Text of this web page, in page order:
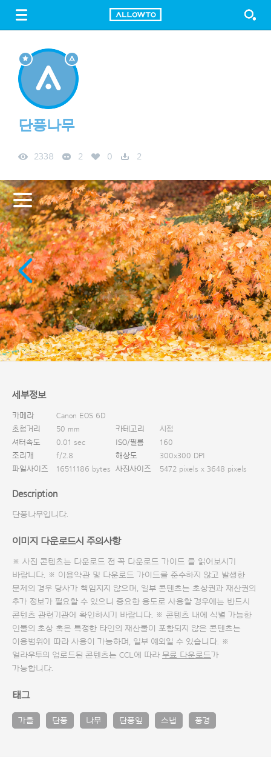
FREE DOWNLOAD
단풍나무
2338 2 0 2
세부정보
카메라
Canon EOS 6D
초첨거리
50 mm 카테고리
시점
셔터속도
0.01 sec ISO/필름
160
조리개
f/2.8 해상도
300x300 DPI
파일사이즈
16511186 bytes 사진사이즈 5472 pixels x 3648 pixels
Description
단풍나무입니다.
이미지 다운로드시 주의사항
※ 사진 콘텐츠는 다운로드 전 꼭 다운로드 가이드 를 읽어보시기
바랍니다. ※ 이용약관 및 다운로드 가이드를 준수하지 않고 발생한
문제의 경우 당사가 책임지지 않으며, 일부 콘텐츠는 초상권과 재산권의
추가 정보가 필요할 수 있으니 중요한 용도로 사용할 경우에는 반드시
콘텐츠 관련기관에 확인하시기 바랍니다. ※ 콘텐츠 내에 식별 가능한
인물의 초상 혹은 특정한 타인의 재산물이 포함되지 않은 콘텐츠는
이용범위에 따라 사용이 가능하며, 일부 예외일 수 있습니다. ※
얼라우투의 업로드된 콘텐츠는 CCL에 따라 무료 다운로드가
가능합니다.
태그
가을 단풍 나무 단풍잎 스냅 풍경